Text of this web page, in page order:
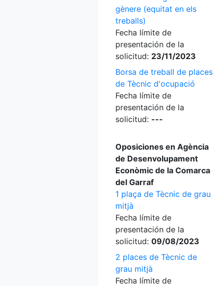
gènere (equitat en els
treballs)
Fecha límite de
presentación de la
solicitud: 23/11/2023
Borsa de treball de places
de Tècnic d'ocupació
Fecha límite de
presentación de la
solicitud: ---
Oposiciones en Agència
de Desenvolupament
Econòmic de la Comarca
del Garraf
1 plaça de Tècnic de grau
mitjà
Fecha límite de
presentación de la
solicitud: 09/08/2023
2 places de Tècnic de
grau mitjà
Fecha límite de